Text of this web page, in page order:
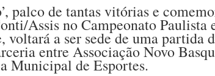
palco de tantas vitórias e
Assis no Campeonato Paulista
voltará a ser sede de uma partida
entre Associação Novo
Municipal de Esportes.